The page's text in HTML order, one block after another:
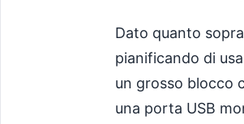
Dato quanto
pianificando di
un grosso blocco
una porta USB